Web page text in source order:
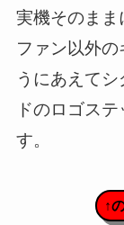
実機そのまま
ファン以外
うにあえて
ドのロゴス
す。
↑